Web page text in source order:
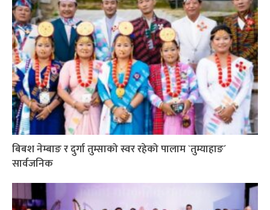
बिबश नेम्बाङ र दुर्गा तुम्साको स्वर रहेको पालाम `तुम्याहाङ´
सार्वजनिक